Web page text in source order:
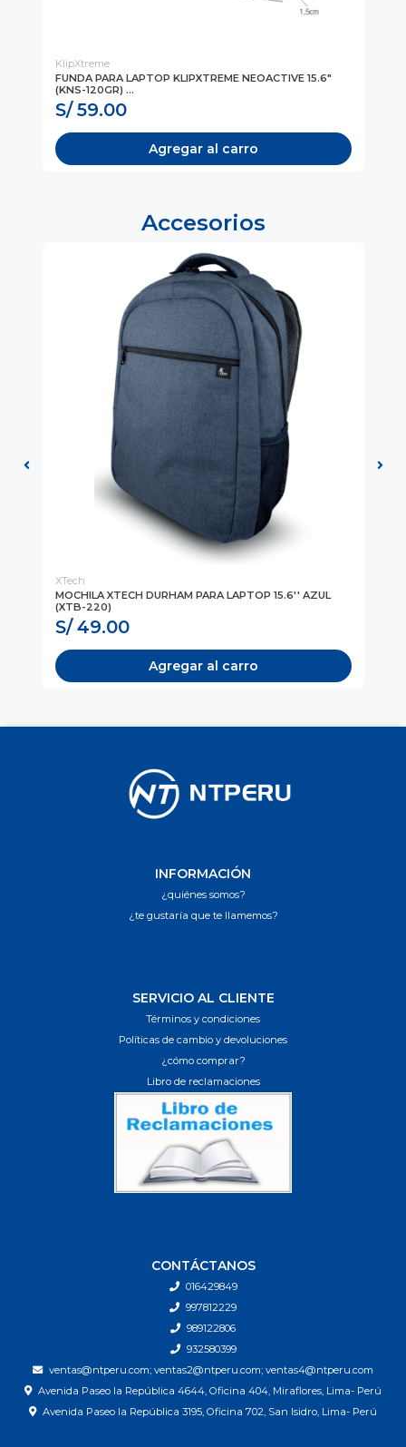
KlipXtreme
FUNDA PARA LAPTOP KLIPXTREME NEOACTIVE 15.6"
(KNS-120GR) ...
S/ 59.00
Agregar al carro
Accesorios
XTech
MOCHILA XTECH DURHAM PARA LAPTOP 15.6'' AZUL
(XTB-220)
S/ 49.00
Agregar al carro
INFORMACIÓN
¿quiénes somos?
¿te gustaría que te llamemos?
SERVICIO AL CLIENTE
Términos y condiciones
Políticas de cambio y devoluciones
¿cómo comprar?
Libro de reclamaciones
CONTÁCTANOS
016429849
997812229
989122806
932580399
ventas@ntperu.com; ventas2@ntperu.com; ventas4@ntperu.com
Avenida Paseo la República 4644, Oficina 404, Miraflores, Lima- Perú
Avenida Paseo la República 3195, Oficina 702, San Isidro, Lima- Perú